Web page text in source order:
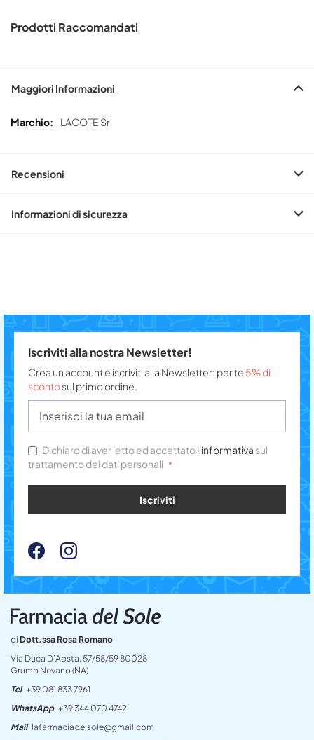
Prodotti Raccomandati
Maggiori Informazioni
Maggiori
LACOTE Srl
Recensioni
Informazioni di sicurezza
di Dott.ssa Rosa Romano
Via Duca D’Aosta, 57/58/59 80028
Grumo Nevano (NA)
Tel +39 081 833 7961
WhatsApp +39 344 070 4742
Mail lafarmaciadelsole@gmail.com
Iscriviti alla nostra Newsletter!
Crea un account e iscriviti alla Newsletter: per te 5% di
scontosul primo ordine.
Dichiaro di aver letto ed accettatol'informativa sul
trattamento dei dati personali
Iscriviti